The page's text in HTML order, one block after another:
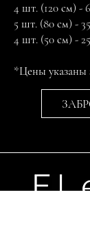
4 шт. (120 см)
5 шт. (80 см) -
4 шт. (50 см) -
*Цены указаны